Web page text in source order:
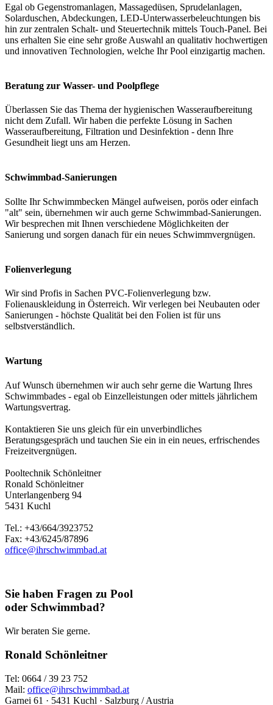
Egal ob Gegenstromanlagen, Massagedüsen, Sprudelanlagen,
Solarduschen, Abdeckungen, LED-Unterwasserbeleuchtungen bis
hin zur zentralen Schalt- und Steuertechnik mittels Touch-Panel. Bei
uns erhalten Sie eine sehr große Auswahl an qualitativ hochwertigen
und innovativen Technologien, welche Ihr Pool einzigartig machen.
Beratung zur Wasser- und Poolpflege
Überlassen Sie das Thema der hygienischen Wasseraufbereitung
nicht dem Zufall. Wir haben die perfekte Lösung in Sachen
Wasseraufbereitung, Filtration und Desinfektion - denn Ihre
Gesundheit liegt uns am Herzen.
Schwimmbad-Sanierungen
Sollte Ihr Schwimmbecken Mängel aufweisen, porös oder einfach
"alt" sein, übernehmen wir auch gerne Schwimmbad-Sanierungen.
Wir besprechen mit Ihnen verschiedene Möglichkeiten der
Sanierung und sorgen danach für ein neues Schwimmvergnügen.
Folienverlegung
Wir sind Profis in Sachen PVC-Folienverlegung bzw.
Folienauskleidung in Österreich. Wir verlegen bei Neubauten oder
Sanierungen - höchste Qualität bei den Folien ist für uns
selbstverständlich.
Wartung
Auf Wunsch übernehmen wir auch sehr gerne die Wartung Ihres
Schwimmbades - egal ob Einzelleistungen oder mittels jährlichem
Wartungsvertrag.
Kontaktieren Sie uns gleich für ein unverbindliches
Beratungsgespräch und tauchen Sie ein in ein neues, erfrischendes
Freizeitvergnügen.
Pooltechnik Schönleitner
Ronald Schönleitner
Unterlangenberg 94
5431 Kuchl
Tel.: +43/664/3923752
Fax: +43/6245/87896
office@ihrschwimmbad.at
Sie haben Fragen zu Pool
oder Schwimmbad?
Wir beraten Sie gerne.
Ronald Schönleitner
Tel: 0664 / 39 23 752
Mail: office@ihrschwimmbad.at
Garnei 61 · 5431 Kuchl · Salzburg / Austria